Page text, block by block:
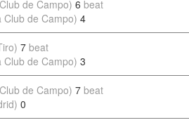
de Campo) 6 beat
Club de Campo) 4
7 beat
Club de Campo) 3
de Campo) 7 beat
0